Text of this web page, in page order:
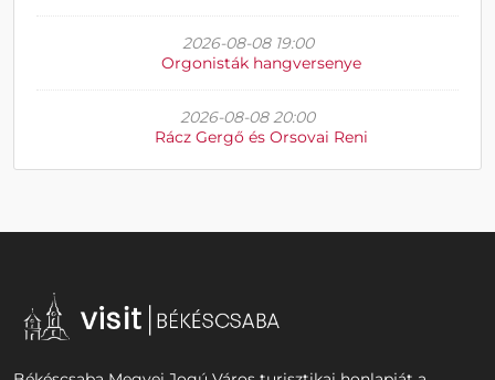
2026-08-08 19:00
Orgonisták hangversenye
2026-08-08 20:00
Rácz Gergő és Orsovai Reni